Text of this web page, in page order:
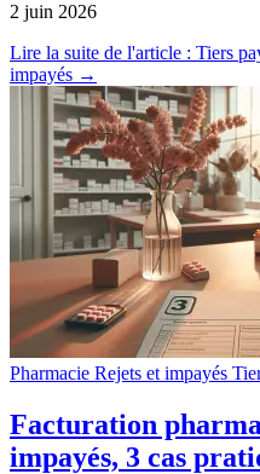
2 juin 2026
Lire la suite de l'article : Tiers
impayés →
Pharmacie Rejets et impayés
Facturation
impayés, 3 cas